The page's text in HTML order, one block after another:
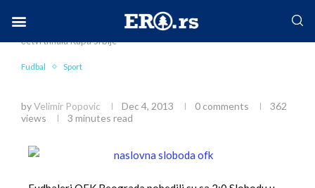
Home Fudbal
Sloboda zaustavljena u
četvrtfinalu Kupa Srbije
Fudbal Sport
byVelimir Popovic Dec 4, 2013 0 comments
362
views
3 minutes read